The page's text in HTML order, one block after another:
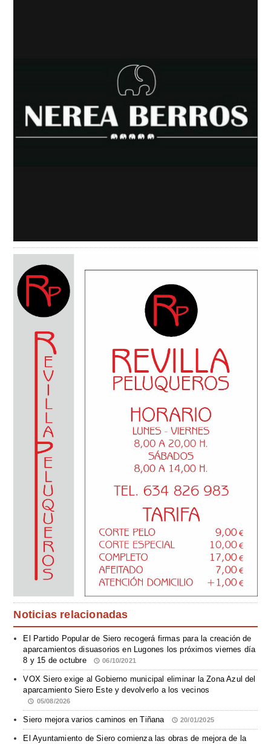
Noticias relacionadas
El Partido Popular de Siero recogerá firmas para la creación de
aparcamientos disuasorios en Lugones los próximos viernes día
8 y 15 de octubre
06/10/2021
VOX Siero exige al Gobierno municipal eliminar la Zona Azul del
aparcamiento Siero Este y devolverlo a los vecinos
05/08/2026
Siero mejora varios caminos en Tiñana 20/01/2025
El Ayuntamiento de Siero comienza las obras de mejora de la